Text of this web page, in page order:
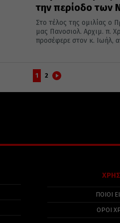
την περίοδο των
Στο τέλος της ομιλίας ο
μας Πανοσιολ. Αρχιμ. π.
προσέφερε στον κ. Ιωήλ,
1 2
ΠΟΙΟΙ
ΟΡΟΙ